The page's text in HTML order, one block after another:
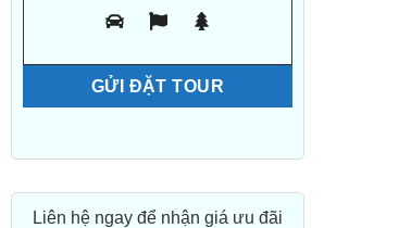
Liên hệ ngay để nhận giá ưu đãi